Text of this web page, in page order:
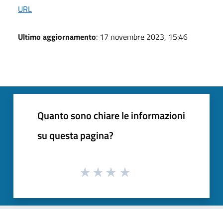
URL
Ultimo aggiornamento: 17 novembre 2023, 15:46
Quanto sono chiare le informazioni
su questa pagina?